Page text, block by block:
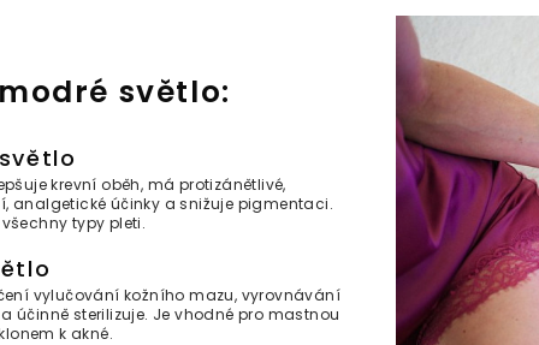
světlo:
krevní oběh, má protizánětlivé,
analgetické účinky a snižuje pigmentaci.
typy pleti.
vylučování kožního mazu, vyrovnávání
účinně sterilizuje. Je vhodné pro mastnou
k akné.